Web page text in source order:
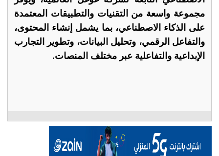
مجموعة واسعة من التقنيات والتطبيقات المعتمدة
على الذكاء الاصطناعي، بما يشمل إنشاء المحتوى،
والتفاعل الرقمي، وتحليل البيانات، وتطوير التجارب
الإبداعية والتفاعلية عبر مختلف المنصات.